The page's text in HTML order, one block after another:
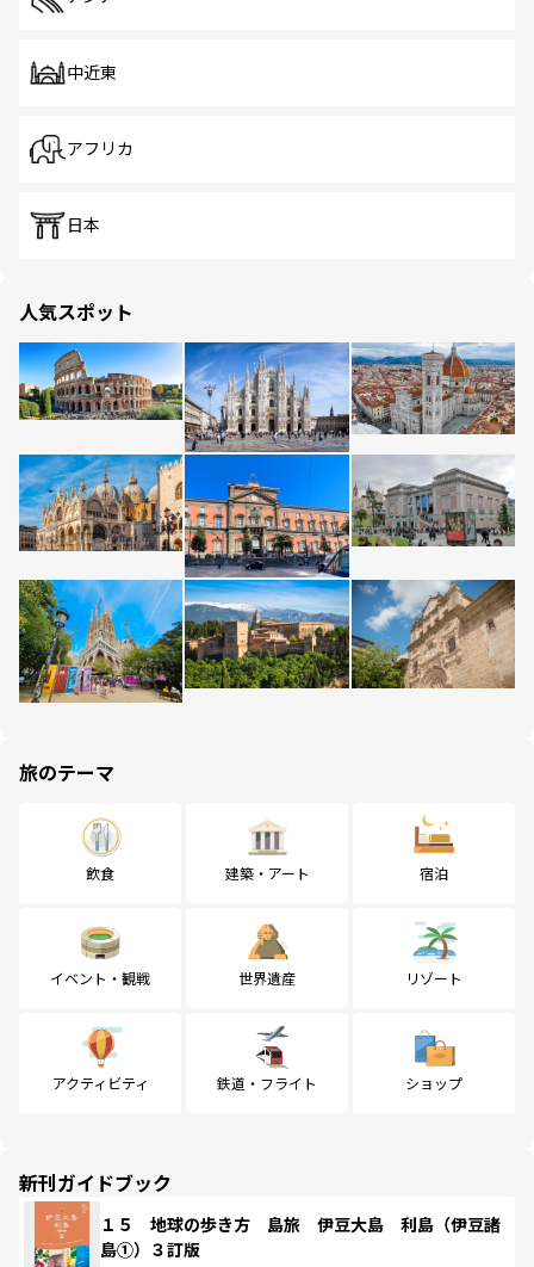
中近東
アフリカ
日本
人気スポット
旅のテーマ
飲食 建築・アート 宿泊
イベント・観戦 世界遺産 リゾート
アクティビティ 鉄道・フライト ショップ
新刊ガイドブック
１５ 地球の歩き方 島旅 伊豆大島 利島（伊豆諸
島①）３訂版